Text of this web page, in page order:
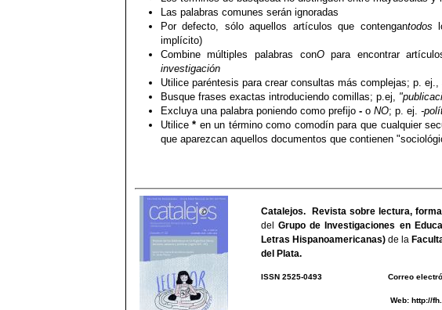
Las palabras comunes serán ignoradas
Por defecto, sólo aquellos artículos que contengantodos
implícito)
Combine múltiples palabras conOpara encontrar
investigación
Utilice paréntesis para crear consultas más complejas; p. ej.,
Busque frases exactas introduciendo comillas; p.ej,
Excluya una palabra poniendo como prefijo -o NO; p. ej. -
Utilice* en un término como comodín para que cualquier
que aparezcan aquellos documentos que contienen
Catalejos. Revista sobre lectura,
del
Grupo de Investigaciones en
Letras Hispanoamericanas) de la
del Plata.
ISSN 2525-0493 Correo
Web: http://